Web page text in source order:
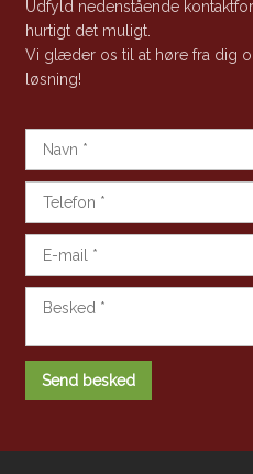
Udfyld nedenstående
hurtigt det muligt.
​Vi glæder os til at høre fra dig
løsning!